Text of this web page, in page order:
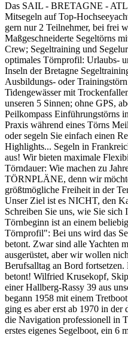
Das SAIL - BRETAGNE -
Mitsegeln auf Top-
gern nur 2 Teilnehmer, bei frei
Maßgeschneiderte Segeltörns
Crew; Segeltraining und
optimales Törnprofil: Urlaubs-
Inseln der Bretagne
Ausbildungs- oder
Tidengewässer mit
unseren 5 Sinnen; ohne GPS,
Peilkompass Einführungstörns
Praxis während eines Törns
oder segeln Sie einfach einen
Highlights... Segeln in
aus! Wir bieten maximale
Törndauer: Wie machen zu
TÖRNPLÄNE, denn wir
größtmögliche Freiheit in der
Unser Ziel ist es NICHT, den
Schreiben Sie uns, wie Sie
Törnbeginn ist an einem
Törnprofil": Bei uns wird das
betont. Zwar sind alle Yachten
ausgerüstet, aber wir wollen
Berufsalltag an Bord
betont! Wilfried Krusekopf,
einer Hallberg-Rassy 39 aus
begann 1958 mit einem
ging es aber erst ab 1970 in
die Navigation professionell in
erstes eigenes Segelboot, ein 6